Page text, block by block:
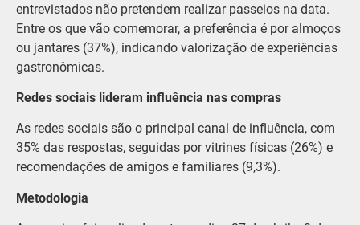
entrevistados não pretendem realizar passeios na data.
Entre os que vão comemorar, a preferência é por almoços
ou jantares (37%), indicando valorização de experiências
gastronômicas.
Redes sociais lideram influência nas compras
As redes sociais são o principal canal de influência, com
35% das respostas, seguidas por vitrines físicas (26%) e
recomendações de amigos e familiares (9,3%).
Metodologia